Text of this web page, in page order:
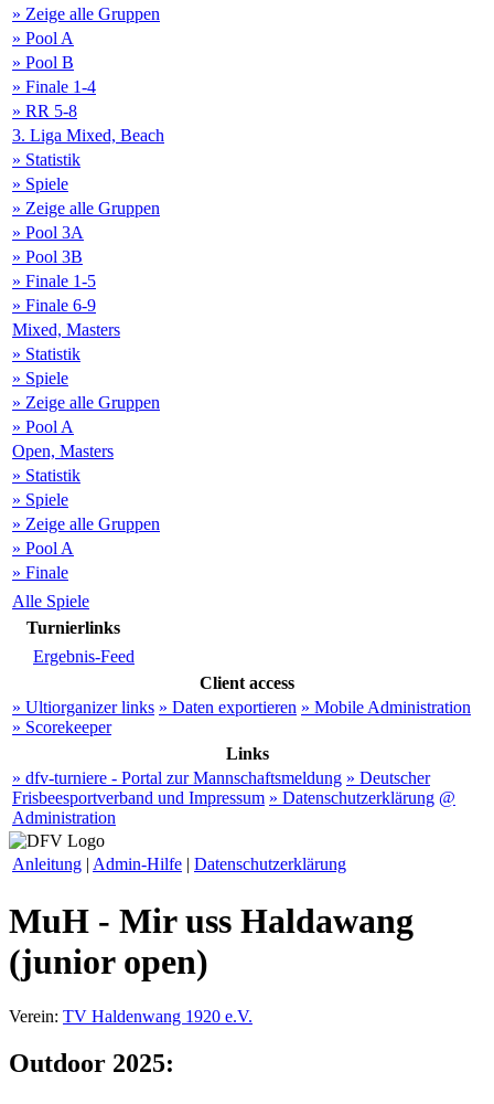
» Zeige alle Gruppen
» Pool A
» Pool B
» Finale 1-4
» RR 5-8
3. Liga Mixed, Beach
» Statistik
» Spiele
» Zeige alle Gruppen
» Pool 3A
» Pool 3B
» Finale 1-5
» Finale 6-9
Mixed, Masters
» Statistik
» Spiele
» Zeige alle Gruppen
» Pool A
Open, Masters
» Statistik
» Spiele
» Zeige alle Gruppen
» Pool A
» Finale
Alle Spiele
Turnierlinks
Ergebnis-Feed
Client access
» Ultiorganizer links » Daten exportieren » Mobile Administration
» Scorekeeper
Links
» dfv-turniere - Portal zur Mannschaftsmeldung » Deutscher
Frisbeesportverband und Impressum » Datenschutzerklärung @
Administration
Anleitung | Admin-Hilfe | Datenschutzerklärung
MuH - Mir uss Haldawang
(junior open)
Verein: TV Haldenwang 1920 e.V.
Outdoor 2025: